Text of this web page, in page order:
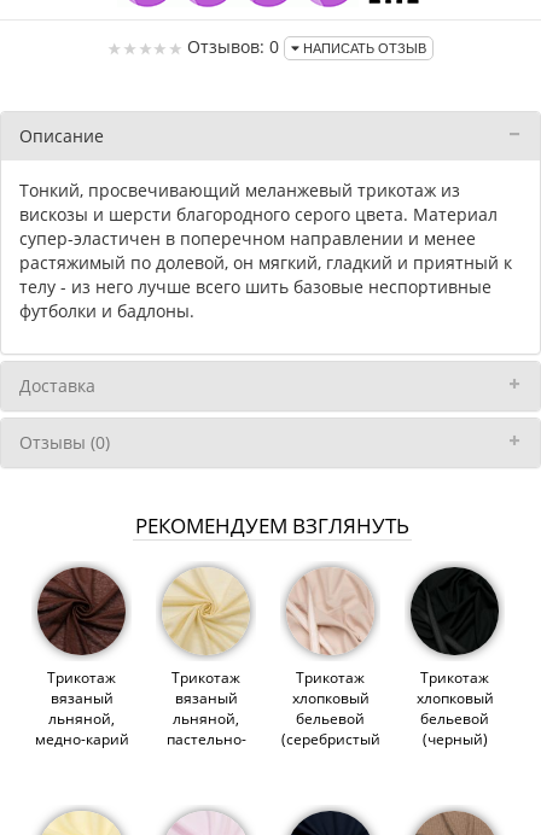
Отзывов: 0 НАПИСАТЬ ОТЗЫВ
Описание
Тонкий, просвечивающий меланжевый трикотаж из
вискозы и шерсти благородного серого цвета. Материал
супер-эластичен в поперечном направлении и менее
растяжимый по долевой, он мягкий, гладкий и приятный к
телу - из него лучше всего шить базовые неспортивные
футболки и бадлоны.
Доставка
Отзывы (0)
РЕКОМЕНДУЕМ ВЗГЛЯНУТЬ
Трикотаж
вязаный
льняной,
медно-карий
Трикотаж
вязаный
льняной,
пастельно-
Трикотаж
хлопковый
бельевой
(серебристый
Трикотаж
хлопковый
бельевой
(черный)